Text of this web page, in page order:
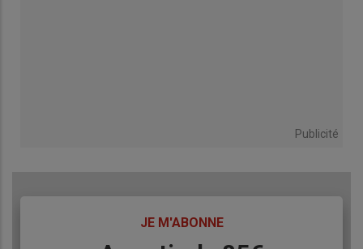
Publicité
JE M'ABONNE